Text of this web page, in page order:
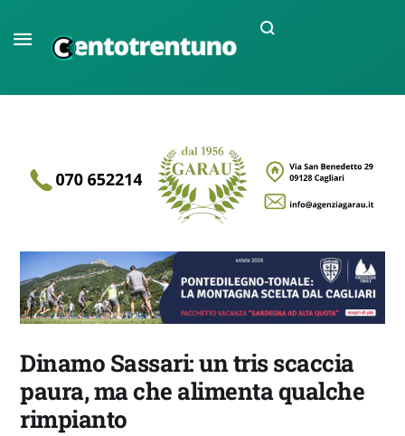
Dinamo Sassari: un tris scaccia
paura, ma che alimenta qualche
rimpianto